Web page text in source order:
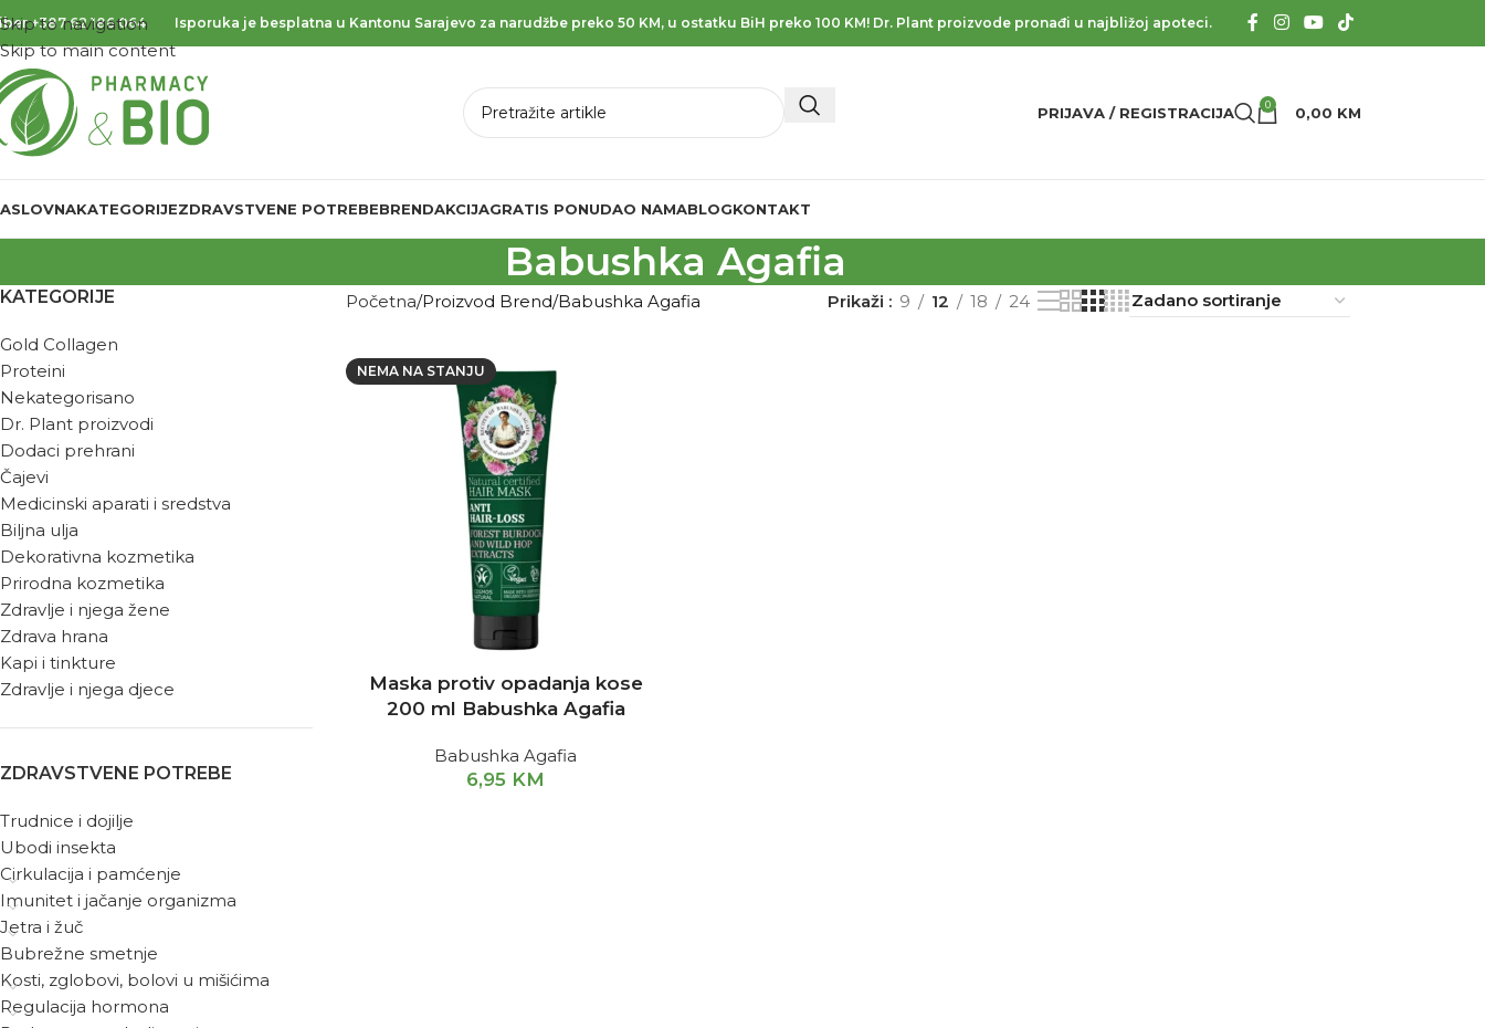
Skip to navigation
Skip to main content
+387 62 186 064 Isporuka je besplatna u Kantonu Sarajevo za narudžbe preko 50 KM, u ostatku BiH preko 100 KM! Dr. Plant proizvode pronađi u najbližoj apoteci.
PRIJAVA / REGISTRACIJA 0 0,00 KM
KATEGORIJEZDRAVSTVENE POTREBEBRENDAKCIJAGRATIS PONUDAO NAMABLOGKONTAKT
Babushka Agafia
KATEGORIJE
Gold Collagen
Proteini
Nekategorisano
Dr. Plant proizvodi
Dodaci prehrani
Čajevi
Medicinski aparati i sredstva
Biljna ulja
Dekorativna kozmetika
Prirodna kozmetika
Zdravlje i njega žene
Zdrava hrana
Kapi i tinkture
Zdravlje i njega djece
ZDRAVSTVENE POTREBE
Trudnice i dojilje
Ubodi insekta
Cirkulacija i pamćenje
Imunitet i jačanje organizma
Jetra i žuč
Bubrežne smetnje
Kosti, zglobovi, bolovi u mišićima
Regulacija hormona
Početna Proizvod Brend Babushka Agafia Prikaži 9 12 18 24
NEMA NA STANJU
Maska protiv opadanja kose
200 ml Babushka Agafia
Babushka Agafia
6,95 KM